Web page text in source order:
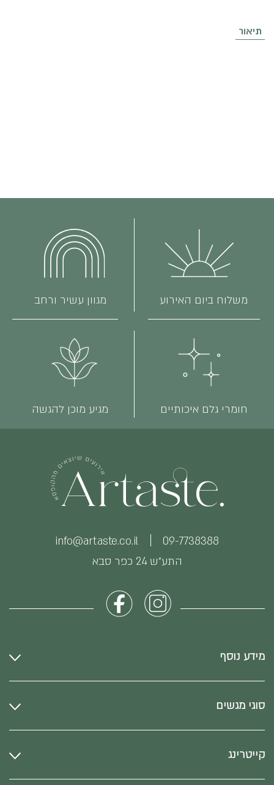
תיאור
משלוח ביום האירוע מגוון עשיר ורחב
חומרי גלם איכותיים מגיע מוכן להגשה
התע״ש 24 כפר סבא
09-7738388
info@artaste.co.il
מידע נוסף
סוגי מגשים
קייטרינג